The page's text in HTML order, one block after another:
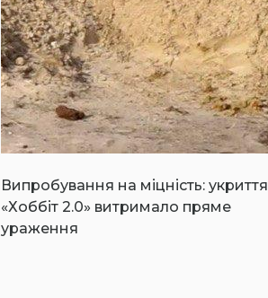
Випробування на міцність: укриття
«Хоббіт 2.0» витримало пряме
ураження